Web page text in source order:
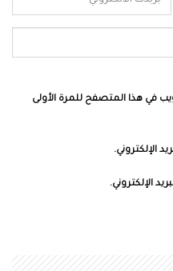
في هذا المتصفح للمرة الأولى
الإلكتروني.
الإلكتروني.